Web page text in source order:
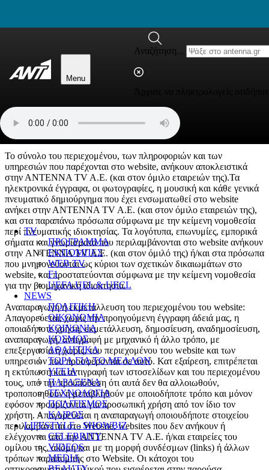
Menu
Αναζήτηση...
TV
ΠΡΟΓΡΑΜΜΑ
ΕΚΠΟΜΠΕΣ
WEB TV
F1
UEFA UEL & UECL
NEWS
ΠΟΛΙΤΙΚΗ
ΟΙΚΟΝΟΜΙΑ
ΚΟΙΝΩΝΙΑ
ΚΟΣΜΟΣ
ΑΘΛΗΤΙΚΑ
ΤΩΡΑ ΓΙΑ ΤΟ ΜΕΛΛΟΝ
ΥΓΕΙΑ
ΠΑΡΑΞΕΝΑ
ΤΕΧΝΟΛΟΓΙΑ
ΠΟΛΙΤΙΣΜΟΣ
ΚΑΙΡΟΣ
LIFESTYLE - SHOWBIZ
CELEBRITY
VIDEOS
MEDIA
Όροι Χρήσης Κυριότητα
Περιεχομένου:
Το σύνολο του περιεχομένου, των πληροφοριών και των
υπηρεσιών που παρέχονται στο website, ανήκουν αποκλειστικά
στην ΑΝΤΕΝΝΑ TV A.E. (και στον όμιλο εταιρειών της).Τα
ηλεκτρονικά έγγραφα, οι φωτογραφίες, η μουσική και κάθε γενικά
πνευματικό δημιούργημα που έχει ενσωματωθεί στο website
ανήκει στην ΑΝΤΕΝΝΑ TV A.E. (και στον όμιλο εταιρειών της),
και στα παραπάνω πρόσωπα σύμφωνα με την κείμενη νομοθεσία
περί πνευματικής ιδιοκτησίας. Τα λογότυπα, επωνυμίες, εμπορικά
σήματα και γνωρίσματα που περιλαμβάνονται στο website ανήκουν
στην ANTENNA TV A.E. (και στον όμιλό της) ή/και στα πρόσωπα
που μνημονεύονται ως κύριοι των σχετικών δικαιωμάτων στο
website, και προστατεύονται σύμφωνα με την κείμενη νομοθεσία
για την βιομηχανική ιδιοκτησία.
Αναπαραγωγή ή εκμετάλλευση του περιεχομένου του website:
Απαγορεύεται, χωρίς την προηγούμενη έγγραφη άδειά μας, η
οποιαδήποτε χρήση, εκμετάλλευση, δημοσίευση, αναδημοσίευση,
αναπαραγωγή, αντιγραφή με μηχανικό ή άλλο τρόπο, με
επεξεργασία ή χωρίς, του περιεχομένου του website και των
υπηρεσιών που προσφέρονται σε αυτό. Κατ εξαίρεση, επιτρέπεται
η εκτύπωση και αντιγραφή των ιστοσελίδων και του περιεχομένου
τους, υπό την προϋπόθεση ότι αυτά δεν θα αλλοιωθούν,
τροποποιηθούν ή μεταβληθούν με οποιοδήποτε τρόπο και μόνον
εφόσον προορίζονται για προσωπική χρήση από τον ίδιο τον
χρήστη. Απαγορεύεται η αναπαραγωγή οποιουδήποτε στοιχείου
περιλαμβάνεται στο Website, websites που δεν ανήκουν ή
ελέγχονται από την ANTENNA TV A.E. ή/και εταιρείες του
ομίλου της, ακόμη και με τη μορφή συνδέσμων (links) ή άλλων
τρόπων παραπομπής στο Website. Οι κάτοχοι του